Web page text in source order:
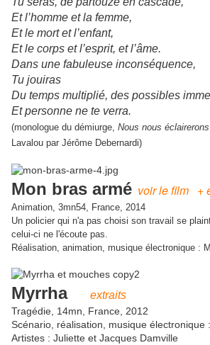
Et l’homme et la femme,
Et le mort et l’enfant,
Et le corps et l’esprit, et l’âme.
Dans une fabuleuse inconséquence,
Tu jouiras
Du temps multiplié, des possibles
Et personne ne te verra.
(monologue du démiurge, Nous nous
Lavalou par Jérôme Debernardi)
Mon bras armé voir le film +
Animation, 3mn54, France, 2014
Un policier qui n'a pas choisi son travail se
celui-ci ne l'écoute pas.
Réalisation, animation, musique électronique :
Myrrha extraits
Tragédie, 14mn, France, 2012
Scénario, réalisation, musique électronique
Artistes : Juliette et Jacques Damville